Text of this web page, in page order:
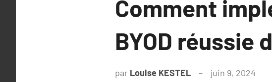
Comment
BYOD réussie
par Louise KESTEL juin 9, 2024